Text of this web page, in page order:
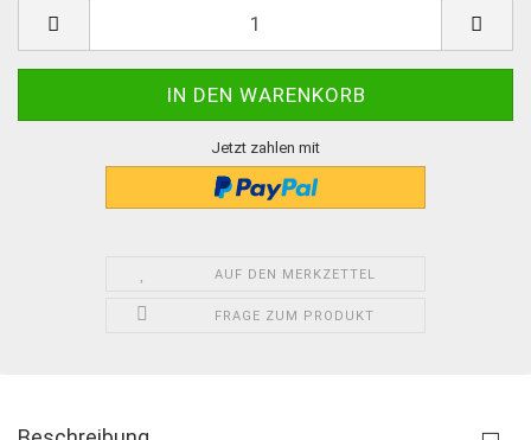
Jetzt zahlen mit
AUF DEN MERKZETTEL
FRAGE ZUM PRODUKT